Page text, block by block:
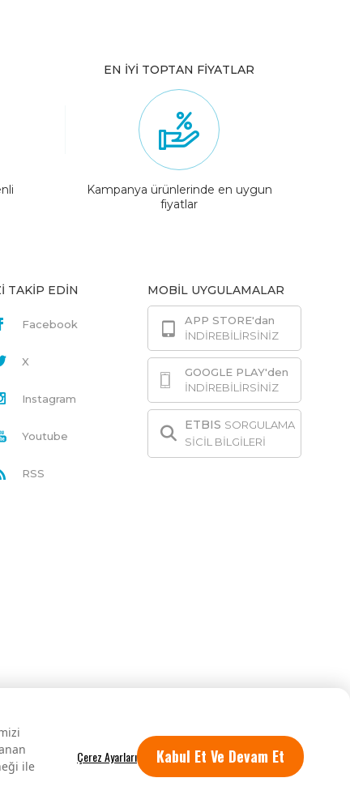
ile
Kabul Et Ve Devam Et
EN İYİ TOPTAN FİYATLAR
Kampanya ürünlerinde en uygun
fiyatlar
TAKİP EDİN
Facebook
X
Instagram
Youtube
RSS
MOBİL UYGULAMALAR
APP STORE'dan
İNDİREBİLİRSİNİZ
GOOGLE PLAY'den
İNDİREBİLİRSİNİZ
ETBIS SORGULAMA
SİCİL BİLGİLERİ
Tüm hakları saklıdır.